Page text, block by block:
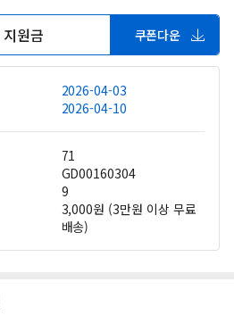
원금 쿠폰다운
2026-04-03
2026-04-10
71
GD00160304
9
3,000원 (3만원 이상 무료
배송)